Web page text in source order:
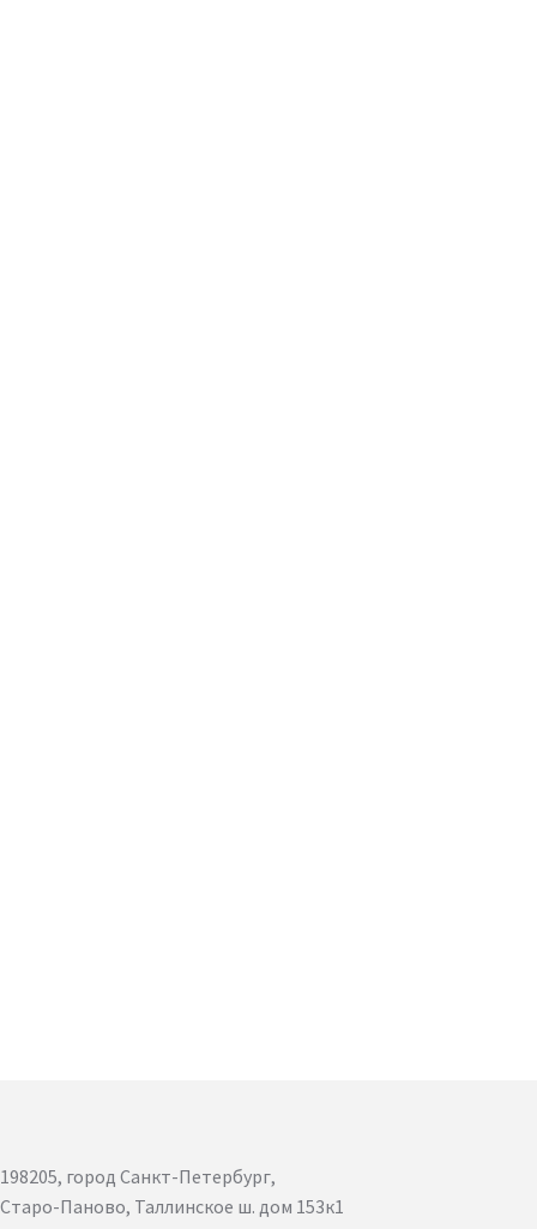
198205, город Санкт-Петербург,
Старо-Паново, Таллинское ш. дом 153к1